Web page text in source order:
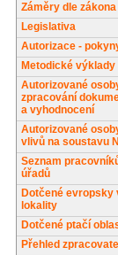
Záměry dle zákona
Legislativa
Autorizace -
Metodické
Autorizované
zpracování
a vyhodnocení
Autorizované
vlivů na soustavu
Seznam
úřadů
Dotčené evropsky
lokality
Dotčené ptačí
Přehled